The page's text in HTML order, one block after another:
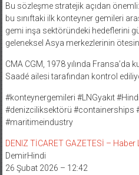
Bu sözleşme stratejik açıdan
bu sınıftaki ilk konteyner gemileri
gemi inşa sektöründeki hedeflerini
geleneksel Asya merkezlerinin
CMA CGM, 1978 yılında Fransa’da
Saadé ailesi tarafından kontrol
#konteynergemileri #LNGyakıt
#denizciliksektörü #containerships
#maritimeindustry
DENIZ TİCARET GAZETESİ – Haber
DemirHindi
26 Şubat 2026 – 12:42